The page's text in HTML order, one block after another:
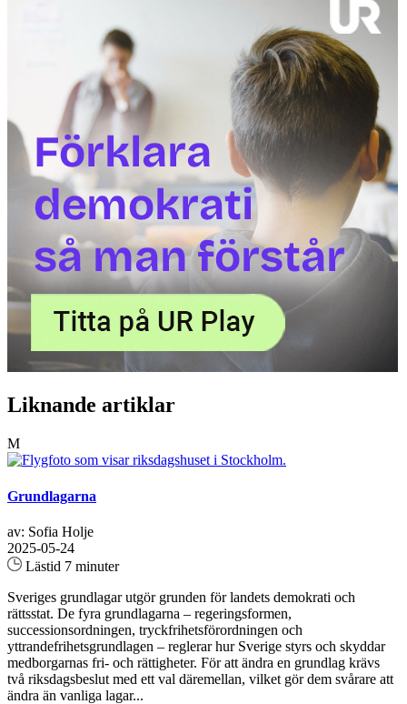
Liknande artiklar
M
Grundlagarna
av: Sofia Holje
2025-05-24
Lästid 7 minuter
Sveriges grundlagar utgör grunden för landets demokrati och
rättsstat. De fyra grundlagarna – regeringsformen,
successionsordningen, tryckfrihetsförordningen och
yttrandefrihetsgrundlagen – reglerar hur Sverige styrs och skyddar
medborgarnas fri- och rättigheter. För att ändra en grundlag krävs
två riksdagsbeslut med ett val däremellan, vilket gör dem svårare att
ändra än vanliga lagar...